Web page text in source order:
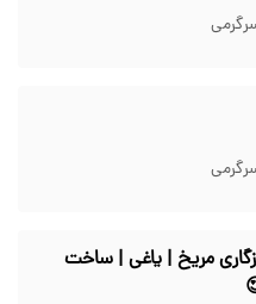
مریخ | یاغی | ساخت